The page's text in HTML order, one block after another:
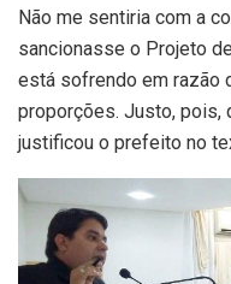
Não me sentiria com a
sancionasse o Projeto
está sofrendo em razão
proporções. Justo, pois,
justificou o prefeito no